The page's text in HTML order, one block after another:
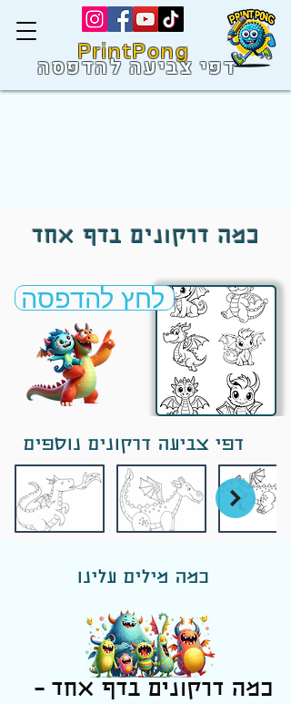
PrintPong
דפי צביעה להדפסה
כמה דרקונים בדף אחד
לחץ להדפסה
כמה דרקונים בדף אחד –